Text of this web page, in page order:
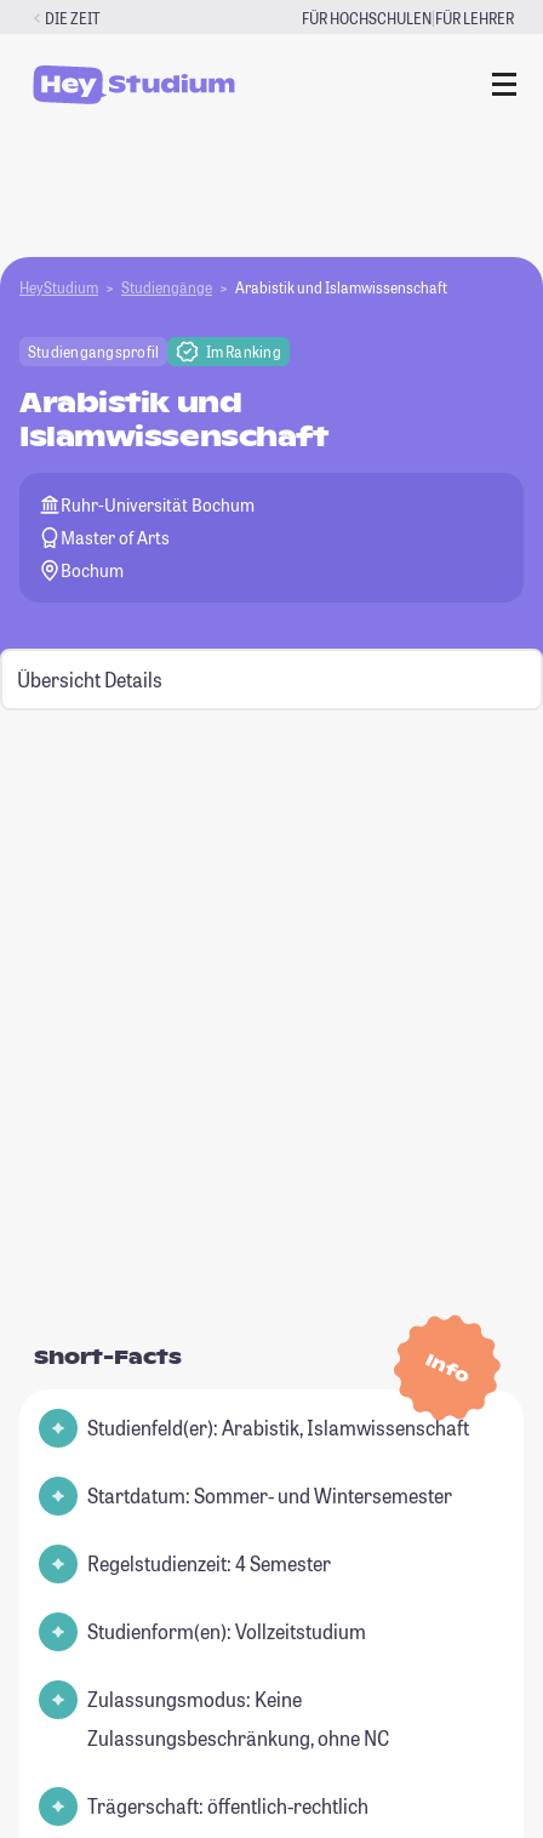
Zum
springen
DIE ZEIT FÜR HOCHSCHULEN|FÜR LEHRER
HeyStudium Studiengänge Arabistik und Islamwissenschaft
Studiengangsprofil Im Ranking
Arabistik und
Islamwissenschaft
Ruhr-Universität Bochum
Master of Arts
Bochum
Übersicht Details
Info
Short-Facts
Studienfeld(er): Arabistik, Islamwissenschaft
Startdatum: Sommer- und Wintersemester
Regelstudienzeit: 4 Semester
Studienform(en): Vollzeitstudium
Zulassungsmodus: Keine
Zulassungsbeschränkung, ohne NC
Trägerschaft: öffentlich-rechtlich